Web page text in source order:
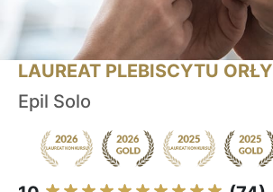
LAUREAT PLEBISCYTU ORŁY
Epil Solo